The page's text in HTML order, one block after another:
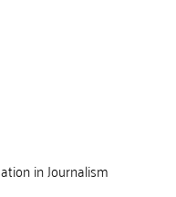
in Journalism